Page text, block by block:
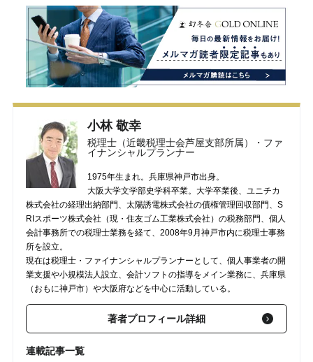
小林 敬幸
税理士（近畿税理士会芦屋支部所属）・ファ
イナンシャルプランナー
1975年生まれ。兵庫県神戸市出身。
大阪大学文学部史学科卒業。大学卒業後、ユニチカ
株式会社の経理出納部門、太陽誘電株式会社の債権管理回収部門、S
RIスポーツ株式会社（現・住友ゴム工業株式会社）の税務部門、個人
会計事務所での税理士業務を経て、2008年9月神戸市内に税理士事務
所を設立。
現在は税理士・ファイナンシャルプランナーとして、個人事業者の開
業支援や小規模法人設立、会計ソフトの指導をメイン業務に、兵庫県
（おもに神戸市）や大阪府などを中心に活動している。
著者プロフィール詳細
連載記事一覧